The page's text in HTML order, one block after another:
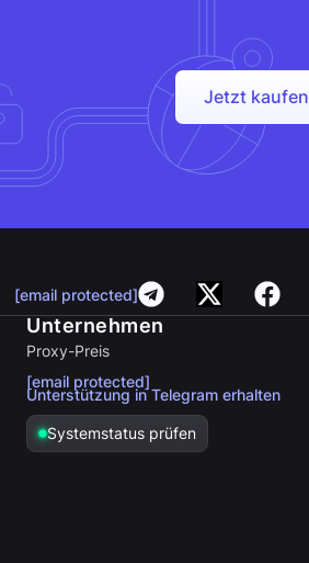
Jetzt kaufen
[email protected]
Unternehmen
Proxy-Preis
[email protected]
Unterstützung in Telegram erhalten
Systemstatus prüfen